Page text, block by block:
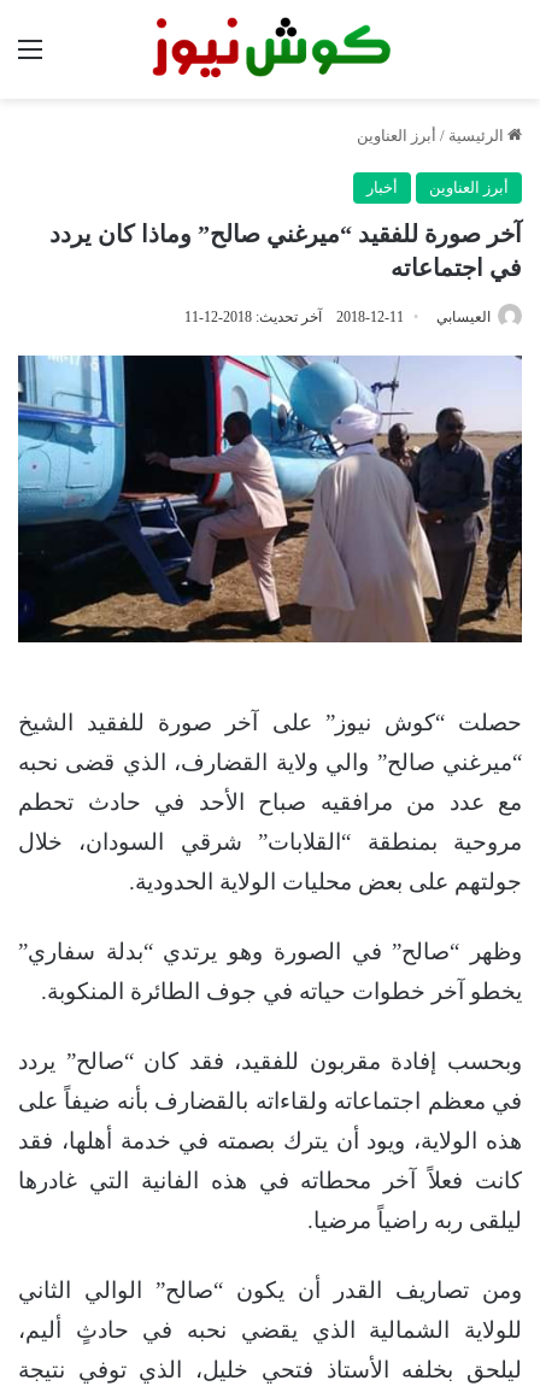
الرئيسية / أبرز العناوين
أبرز العناوين أخبار
آخر صورة للفقيد “ميرغني صالح” وماذا كان يردد
في اجتماعاته
العيسابي 2018-12-11 آخر تحديث: 2018-12-11
حصلت “كوش نيوز” على آخر صورة للفقيد الشيخ
“ميرغني صالح” والي ولاية القضارف، الذي قضى نحبه
مع عدد من مرافقيه صباح الأحد في حادث تحطم
مروحية بمنطقة “القلابات” شرقي السودان، خلال
جولتهم على بعض محليات الولاية الحدودية.
وظهر “صالح” في الصورة وهو يرتدي “بدلة سفاري”
يخطو آخر خطوات حياته في جوف الطائرة المنكوبة.
وبحسب إفادة مقربون للفقيد، فقد كان “صالح” يردد
في معظم اجتماعاته ولقاءاته بالقضارف بأنه ضيفاً على
هذه الولاية، ويود أن يترك بصمته في خدمة أهلها، فقد
كانت فعلاً آخر محطاته في هذه الفانية التي غادرها
ليلقى ربه راضياً مرضيا.
ومن تصاريف القدر أن يكون “صالح” الوالي الثاني
للولاية الشمالية الذي يقضي نحبه في حادثٍ أليم،
ليلحق بخلفه الأستاذ فتحي خليل، الذي توفي نتيجة